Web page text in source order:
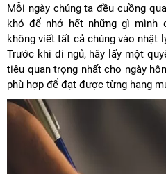
Mỗi ngày chúng ta đều cuồng
khó để nhớ hết những gì mình
không viết tất cả chúng vào nhật
Trước khi đi ngủ, hãy lấy một
tiêu quan trọng nhất cho ngày
phù hợp để đạt được từng hạng